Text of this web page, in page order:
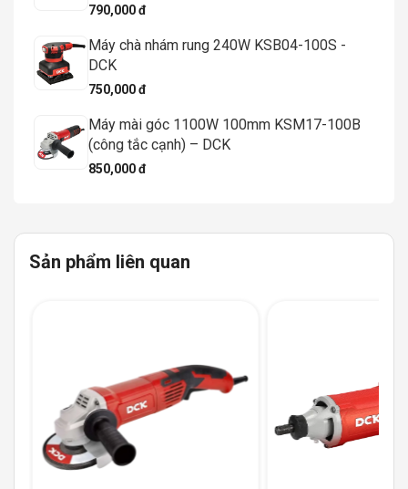
790,000 đ
Máy chà nhám rung 240W KSB04-100S -
DCK
750,000 đ
Máy mài góc 1100W 100mm KSM17-100B
(công tắc cạnh) – DCK
850,000 đ
Sản phẩm liên quan